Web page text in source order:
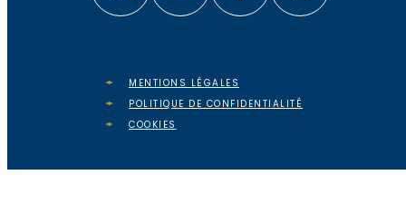
MENTIONS LÉGALES
POLITIQUE DE CONFIDENTIALITÉ
COOKIES